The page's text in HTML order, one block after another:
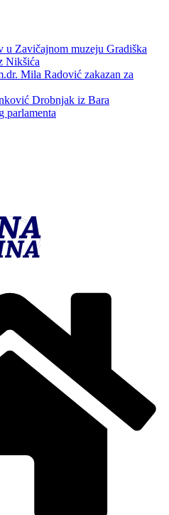
u Zavičajnom muzeju Gradiška
Nikšića
Mila Radović zakazan za
Drobnjak iz Bara
parlamenta